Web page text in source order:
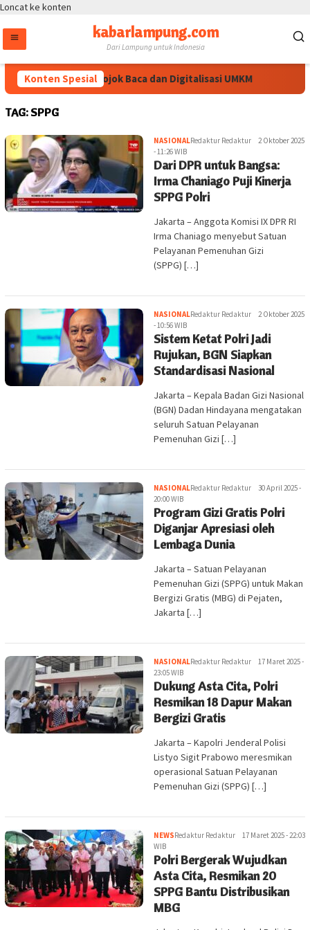
Loncat ke konten
kabarlampung.com
Dari Lampung untuk Indonesia
Konten Spesial
lewat Pojok Baca dan Digitalisasi UMKM
TAG: SPPG
NASIONALRedaktur Redaktur
2 Oktober 2025
- 11:26 WIB
Dari DPR untuk Bangsa:
Irma Chaniago Puji Kinerja
SPPG Polri
Jakarta – Anggota Komisi IX DPR RI
Irma Chaniago menyebut Satuan
Pelayanan Pemenuhan Gizi
(SPPG) […]
NASIONALRedaktur Redaktur
2 Oktober 2025
- 10:56 WIB
Sistem Ketat Polri Jadi
Rujukan, BGN Siapkan
Standardisasi Nasional
Jakarta – Kepala Badan Gizi Nasional
(BGN) Dadan Hindayana mengatakan
seluruh Satuan Pelayanan
Pemenuhan Gizi […]
NASIONALRedaktur Redaktur
30 April 2025 -
20:00 WIB
Program Gizi Gratis Polri
Diganjar Apresiasi oleh
Lembaga Dunia
Jakarta – Satuan Pelayanan
Pemenuhan Gizi (SPPG) untuk Makan
Bergizi Gratis (MBG) di Pejaten,
Jakarta […]
NASIONALRedaktur Redaktur
17 Maret 2025 -
23:05 WIB
Dukung Asta Cita, Polri
Resmikan 18 Dapur Makan
Bergizi Gratis
Jakarta – Kapolri Jenderal Polisi
Listyo Sigit Prabowo meresmikan
operasional Satuan Pelayanan
Pemenuhan Gizi (SPPG) […]
NEWSRedaktur Redaktur
17 Maret 2025 - 22:03
WIB
Polri Bergerak Wujudkan
Asta Cita, Resmikan 20
SPPG Bantu Distribusikan
MBG